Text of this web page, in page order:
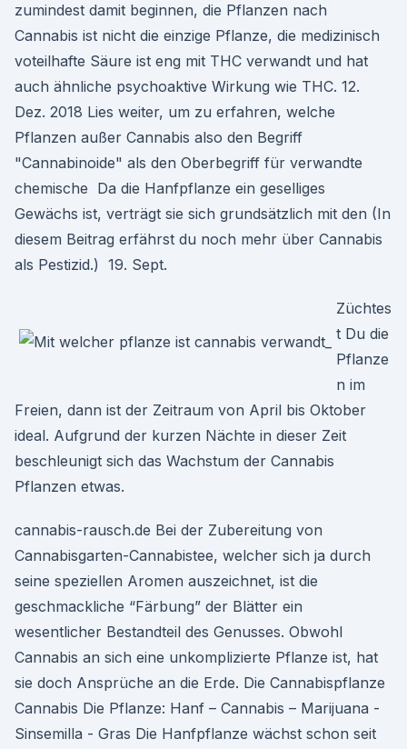
zumindest damit beginnen, die Pflanzen nach
Cannabis ist nicht die einzige Pflanze, die medizinisch
voteilhafte Säure ist eng mit THC verwandt und hat
auch ähnliche psychoaktive Wirkung wie THC. 12.
Dez. 2018 Lies weiter, um zu erfahren, welche
Pflanzen außer Cannabis also den Begriff
"Cannabinoide" als den Oberbegriff für verwandte
chemische Da die Hanfpflanze ein geselliges
Gewächs ist, verträgt sie sich grundsätzlich mit den (In
diesem Beitrag erfährst du noch mehr über Cannabis
als Pestizid.) 19. Sept.
Züchtes
t Du die
Pflanze
n im
Freien, dann ist der Zeitraum von April bis Oktober
ideal. Aufgrund der kurzen Nächte in dieser Zeit
beschleunigt sich das Wachstum der Cannabis
Pflanzen etwas.
cannabis-rausch.de Bei der Zubereitung von
Cannabisgarten-Cannabistee, welcher sich ja durch
seine speziellen Aromen auszeichnet, ist die
geschmackliche “Färbung” der Blätter ein
wesentlicher Bestandteil des Genusses. Obwohl
Cannabis an sich eine unkomplizierte Pflanze ist, hat
sie doch Ansprüche an die Erde. Die Cannabispflanze
Cannabis Die Pflanze: Hanf – Cannabis – Marijuana -
Sinsemilla - Gras Die Hanfpflanze wächst schon seit